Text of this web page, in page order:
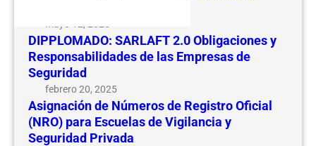
DIPPLOMADO: SARLAFT 2.0 Obligaciones y
Responsabilidades de las Empresas de
Seguridad
febrero 20, 2025
Asignación de Números de Registro Oficial
(NRO) para Escuelas de Vigilancia y
Seguridad Privada